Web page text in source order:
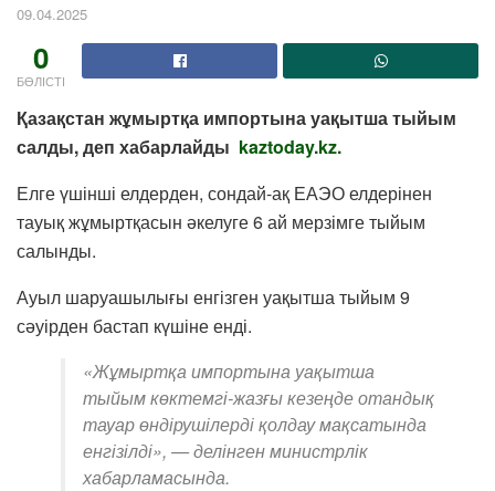
09.04.2025
0
БӨЛІСТІ
Қазақстан жұмыртқа импортына уақытша тыйым
салды, деп хабарлайды kaztoday.kz.
Елге үшінші елдерден, сондай-ақ ЕАЭО елдерінен
тауық жұмыртқасын әкелуге 6 ай мерзімге тыйым
салынды.
Ауыл шаруашылығы енгізген уақытша тыйым 9
сәуірден бастап күшіне енді.
«Жұмыртқа импортына уақытша
тыйым көктемгі-жазғы кезеңде отандық
тауар өндірушілерді қолдау мақсатында
енгізілді», — делінген министрлік
хабарламасында.